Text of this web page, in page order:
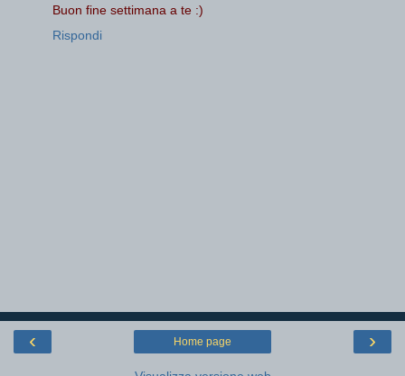
Buon fine settimana a te :)
Rispondi
‹ ›
Home page